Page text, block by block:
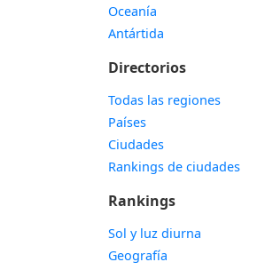
Oceanía
Antártida
Directorios
Todas las regiones
Países
Ciudades
Rankings de ciudades
Rankings
Sol y luz diurna
Geografía